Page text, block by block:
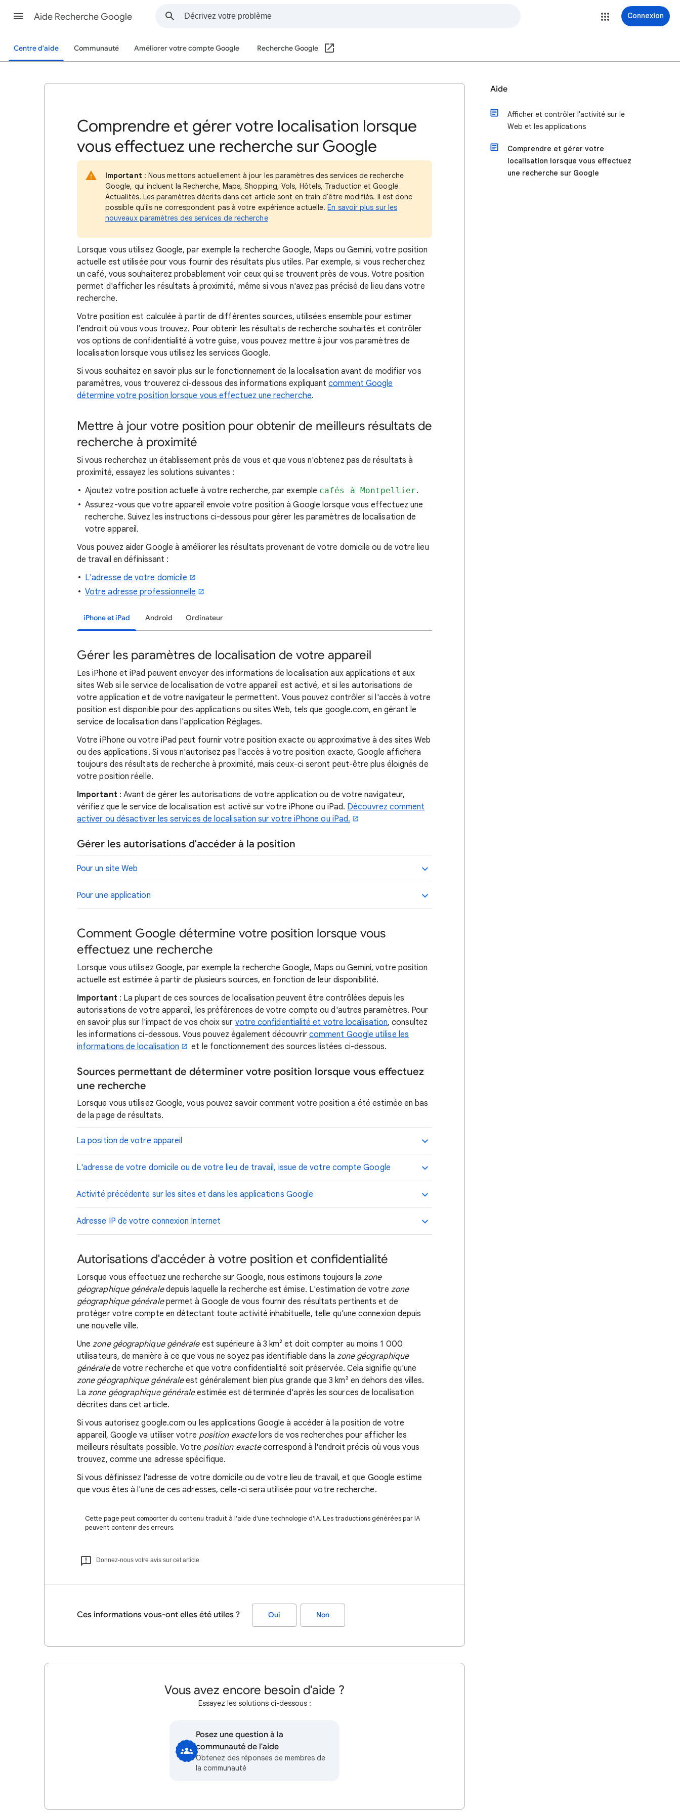
Aide Recherche Google Connexion
Centre d'aide Communauté Améliorer votre compte Google Recherche Google
Comprendre et gérer votre localisation lorsque
vous effectuez une recherche sur Google
Important : Nous mettons actuellement à jour les paramètres des services de recherche
Google, qui incluent la Recherche, Maps, Shopping, Vols, Hôtels, Traduction et Google
Actualités. Les paramètres décrits dans cet article sont en train d'être modifiés. Il est donc
possible qu'ils ne correspondent pas à votre expérience actuelle.En savoir plus sur les
nouveaux paramètres des services de recherche
Lorsque vous utilisez Google, par exemple la recherche Google, Maps ou Gemini, votre position
actuelle est utilisée pour vous fournir des résultats plus utiles. Par exemple, si vous recherchez
un café, vous souhaiterez probablement voir ceux qui se trouvent près de vous. Votre position
permet d'afficher les résultats à proximité, même si vous n'avez pas précisé de lieu dans votre
recherche.
Votre position est calculée à partir de différentes sources, utilisées ensemble pour estimer
l'endroit où vous vous trouvez. Pour obtenir les résultats de recherche souhaités et contrôler
vos options de confidentialité à votre guise, vous pouvez mettre à jour vos paramètres de
localisation lorsque vous utilisez les services Google.
Si vous souhaitez en savoir plus sur le fonctionnement de la localisation avant de modifier vos
paramètres, vous trouverez ci-dessous des informations expliquantcomment Google
détermine votre position lorsque vous effectuez une recherche.
Mettre à jour votre position pour obtenir de meilleurs résultats de
recherche à proximité
Si vous recherchez un établissement près de vous et que vous n'obtenez pas de résultats à
proximité, essayez les solutions suivantes :
Ajoutez votre position actuelle à votre recherche, par exemple cafés à Montpellier.
Assurez-vous que votre appareil envoie votre position à Google lorsque vous effectuez une
recherche. Suivez les instructions ci-dessous pour gérer les paramètres de localisation de
votre appareil.
Vous pouvez aider Google à améliorer les résultats provenant de votre domicile ou de votre lieu
de travail en définissant :
L'adresse de votre domicile
Votre adresse professionnelle
iPhone et iPad Android Ordinateur
Gérer les paramètres de localisation de votre appareil
Les iPhone et iPad peuvent envoyer des informations de localisation aux applications et aux
sites Web si le service de localisation de votre appareil est activé, et si les autorisations de
votre application et de votre navigateur le permettent. Vous pouvez contrôler si l'accès à votre
position est disponible pour des applications ou sites Web, tels que google.com, en gérant le
service de localisation dans l'application Réglages.
Votre iPhone ou votre iPad peut fournir votre position exacte ou approximative à des sites Web
ou des applications. Si vous n'autorisez pas l'accès à votre position exacte, Google affichera
toujours des résultats de recherche à proximité, mais ceux-ci seront peut-être plus éloignés de
votre position réelle.
Important : Avant de gérer les autorisations de votre application ou de votre navigateur,
vérifiez que le service de localisation est activé sur votre iPhone ou iPad. Découvrez comment
activer ou désactiver les services de localisation sur votre iPhone ou iPad.
Gérer les autorisations d'accéder à la position
Pour un site Web
Pour une application
Comment Google détermine votre position lorsque vous
effectuez une recherche
Lorsque vous utilisez Google, par exemple la recherche Google, Maps ou Gemini, votre position
actuelle est estimée à partir de plusieurs sources, en fonction de leur disponibilité.
Important : La plupart de ces sources de localisation peuvent être contrôlées depuis les
autorisations de votre appareil, les préférences de votre compte ou d'autres paramètres. Pour
en savoir plus sur l'impact de vos choix sur votre confidentialité et votre localisation, consultez
les informations ci-dessous. Vous pouvez également découvrir comment Google utilise les
informations de localisation
et le fonctionnement des sources listées ci-dessous.
Sources permettant de déterminer votre position lorsque vous effectuez
une recherche
Lorsque vous utilisez Google, vous pouvez savoir comment votre position a été estimée en bas
de la page de résultats.
La position de votre appareil
L'adresse de votre domicile ou de votre lieu de travail, issue de votre compte Google
Activité précédente sur les sites et dans les applications Google
Adresse IP de votre connexion Internet
Autorisations d'accéder à votre position et confidentialité
Lorsque vous effectuez une recherche sur Google, nous estimons toujours la zone
géographique généraledepuis laquelle la recherche est émise. L'estimation de votre zone
géographique généralepermet à Google de vous fournir des résultats pertinents et de
protéger votre compte en détectant toute activité inhabituelle, telle qu'une connexion depuis
une nouvelle ville.
Unezone géographique généraleest supérieure à 3 km² et doit compter au moins 1 000
utilisateurs, de manière à ce que vous ne soyez pas identifiable dans la zone géographique
généralede votre recherche et que votre confidentialité soit préservée. Cela signifie qu'une
zone géographique généraleest généralement bien plus grande que 3 km² en dehors des villes.
Lazone géographique généraleestimée est déterminée d'après les sources de localisation
décrites dans cet article.
Si vous autorisez google.com ou les applications Google à accéder à la position de votre
appareil, Google va utiliser votre position exactelors de vos recherches pour afficher les
meilleurs résultats possible. Votre position exactecorrespond à l'endroit précis où vous vous
trouvez, comme une adresse spécifique.
Si vous définissez l'adresse de votre domicile ou de votre lieu de travail, et que Google estime
que vous êtes à l'une de ces adresses, celle-ci sera utilisée pour votre recherche.
Cette page peut comporter du contenu traduit à l'aide d'une technologie d'IA. Les traductions générées par IA
peuvent contenir des erreurs.
Donnez-nous votre avis sur cet article
Ces informations vous-ont elles été utiles ? Oui Non
Vous avez encore besoin d'aide ?
Essayez les solutions ci-dessous :
Posez une question à la
communauté de l'aide
Obtenez des réponses de membres de
la communauté
Aide
Afficher et contrôler l'activité sur le
Web et les applications
Comprendre et gérer votre
localisation lorsque vous effectuez
une recherche sur Google